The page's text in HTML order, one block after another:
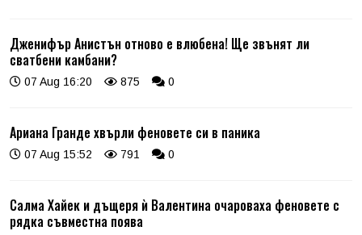
Дженифър Анистън отново е влюбена! Ще звънят ли
сватбени камбани?
07 Aug 16:20 875 0
Ариана Гранде хвърли феновете си в паника
07 Aug 15:52 791 0
Салма Хайек и дъщеря ѝ Валентина очароваха феновете с
рядка съвместна поява